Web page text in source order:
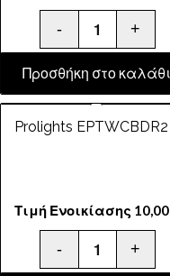
Προσθήκη στο καλάθι
Prolights EPTWCBDR2
Τιμή Ενοικίασης 10,00